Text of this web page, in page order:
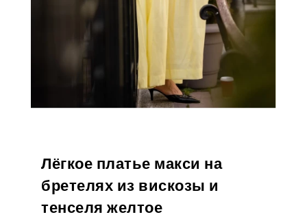
Лёгкое платье макси на
бретелях из вискозы и
тенселя желтое